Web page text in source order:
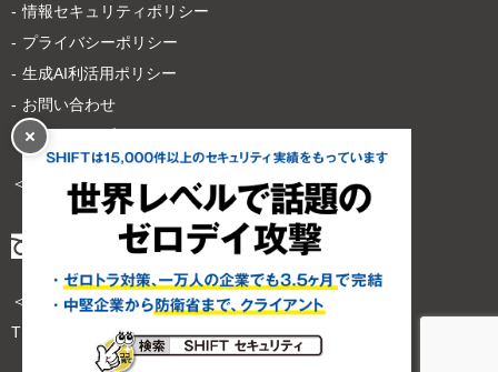
情報セキュリティポリシー
プライバシーポリシー
生成AI利活用ポリシー
お問い合わせ
サイトマップ
＜サービスのご依頼・お問い合わせは＞
＜その他のお問い合わせは＞
TEL
03-6809-1128